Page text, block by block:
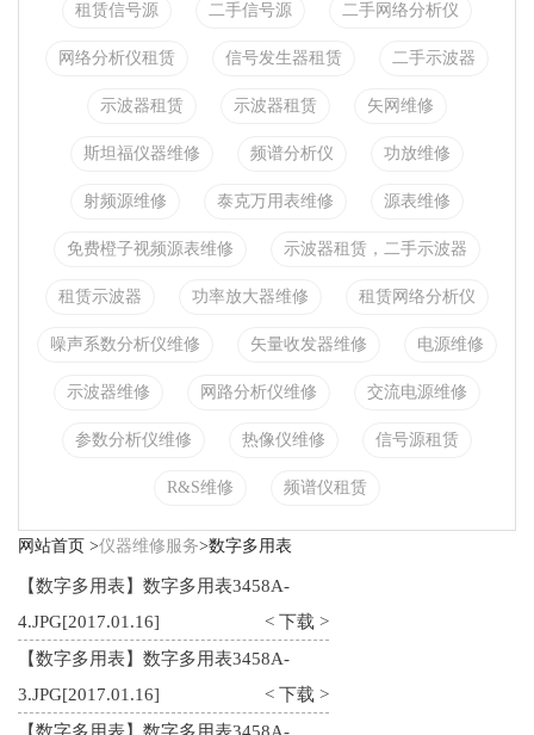
租赁信号源 二手信号源 二手网络分析仪
网络分析仪租赁 信号发生器租赁 二手示波器
示波器租赁 示波器租赁 矢网维修
斯坦福仪器维修 频谱分析仪 功放维修
射频源维修 泰克万用表维修 源表维修
免费橙子视频源表维修 示波器租赁，二手示波器
租赁示波器 功率放大器维修 租赁网络分析仪
噪声系数分析仪维修 矢量收发器维修 电源维修
示波器维修 网路分析仪维修 交流电源维修
参数分析仪维修 热像仪维修 信号源租赁
R&S维修 频谱仪租赁
网站首页 >仪器维修服务>数字多用表
【数字多用表】数字多用表3458A-
4.JPG[2017.01.16]
< 下载 >
【数字多用表】数字多用表3458A-
3.JPG[2017.01.16]
< 下载 >